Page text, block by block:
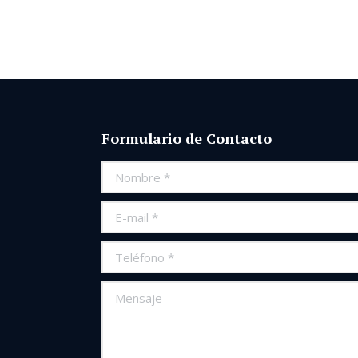
Formulario de Contacto
Nombre *
E-mail *
Teléfono *
Mensaje